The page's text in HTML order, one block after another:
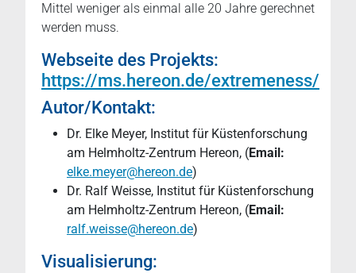
Mittel weniger als einmal alle 20 Jahre gerechnet
werden muss.
Webseite des Projekts:
https://ms.hereon.de/extremeness/
Autor/Kontakt:
Dr. Elke Meyer, Institut für Küstenforschung
am Helmholtz-Zentrum Hereon, (Email:
elke.meyer@hereon.de)
Dr. Ralf Weisse, Institut für Küstenforschung
am Helmholtz-Zentrum Hereon, (Email:
ralf.weisse@hereon.de)
Visualisierung: